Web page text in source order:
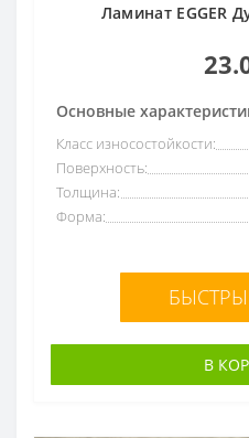
Ламинат EGGER
Основные
Класс износостойкости:
Поверхность:
Толщина:
Форма:
В